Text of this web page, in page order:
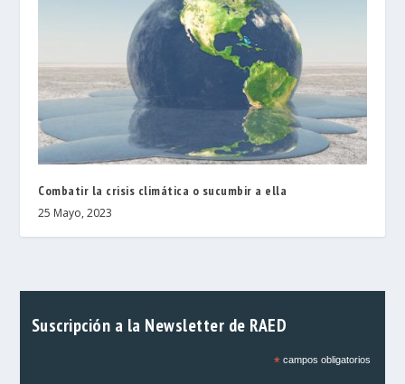
Combatir la crisis climática o sucumbir a ella
25 Mayo, 2023
Suscripción a la Newsletter de RAED
*campos obligatorios